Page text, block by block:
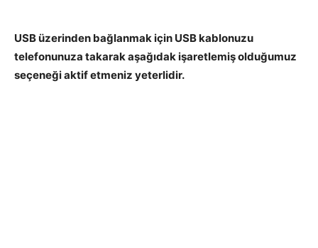
USB üzerinden bağlanmak için USB kablonuzu
telefonunuza takarak aşağıdak işaretlemiş olduğumuz
seçeneği aktif etmeniz yeterlidir.